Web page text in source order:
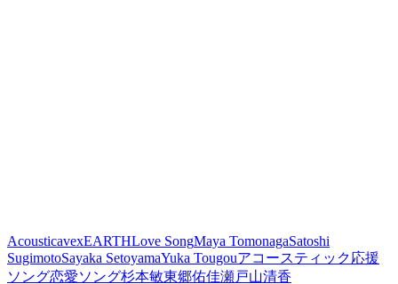
AcousticavexEARTHLove SongMaya TomonagaSatoshi
SugimotoSayaka SetoyamaYuka Tougouアコースティック応援
ソング恋愛ソング杉本敏東郷佑佳瀬戸山清香